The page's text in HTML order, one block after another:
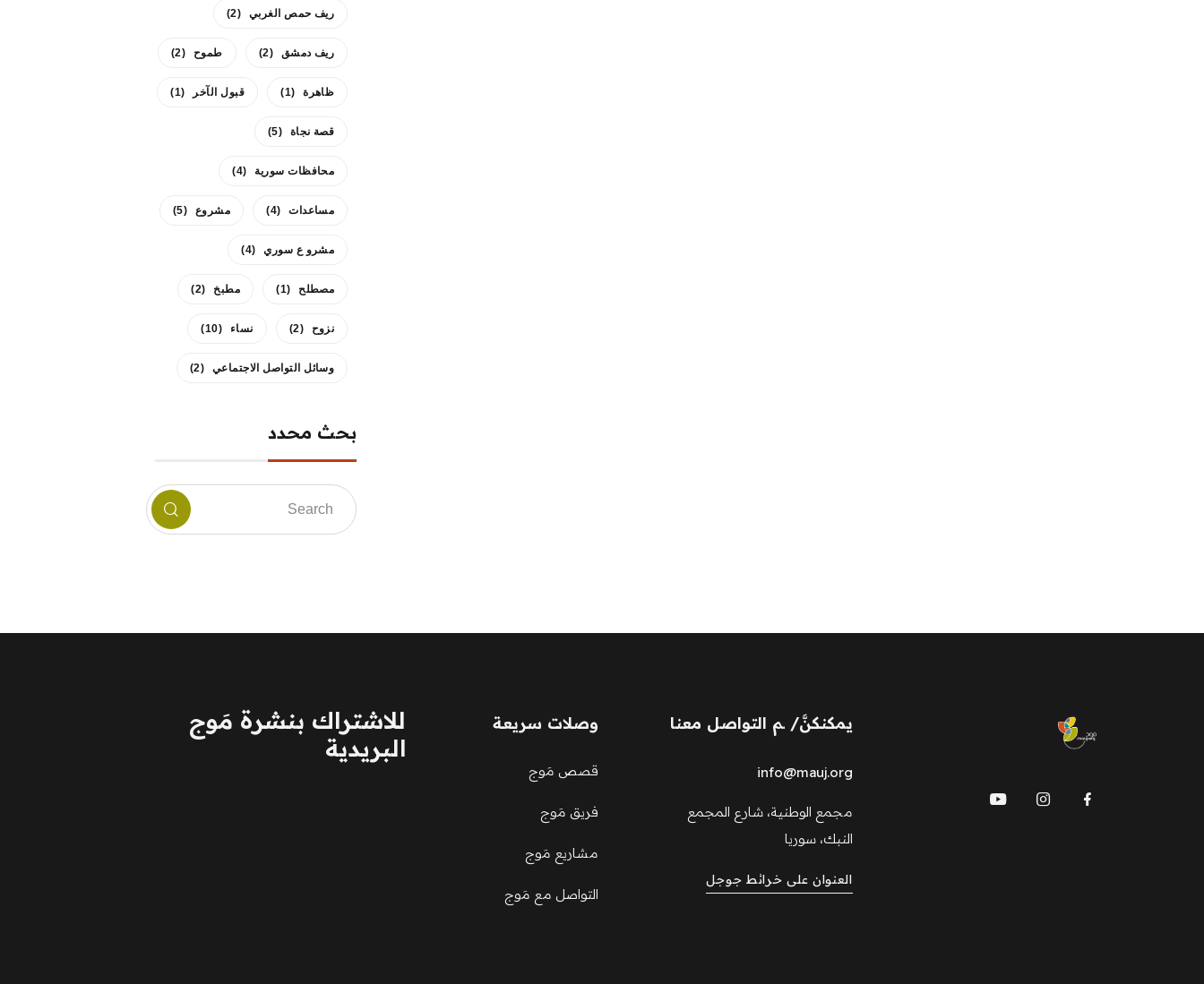
ريف حمص الغربي (2)
ريف دمشق (2) طموح (2)
ظاهرة (1) قبول الآخر (1)
قصة نجاة (5)
محافظات سورية (4)
مساعدات (4) مشروع (5)
مشرو ع سوري (4)
مصطلح (1) مطبخ (2)
نزوح (2) نساء (10)
وسائل التواصل الاجتماعي (2)
بحث محدد
mauj
يمكنكنَّ/ ـم التواصل معنا
info@mauj.org
مجمع الوطنية، شارع المجمع
النبك، سوريا
العنوان على خرائط جوجل
وصلات سريعة
قصص مَوج
فريق مَوج
مشاريع مَوج
التواصل مع مَوج
للاشتراك بنشرة مَوج
البريدية